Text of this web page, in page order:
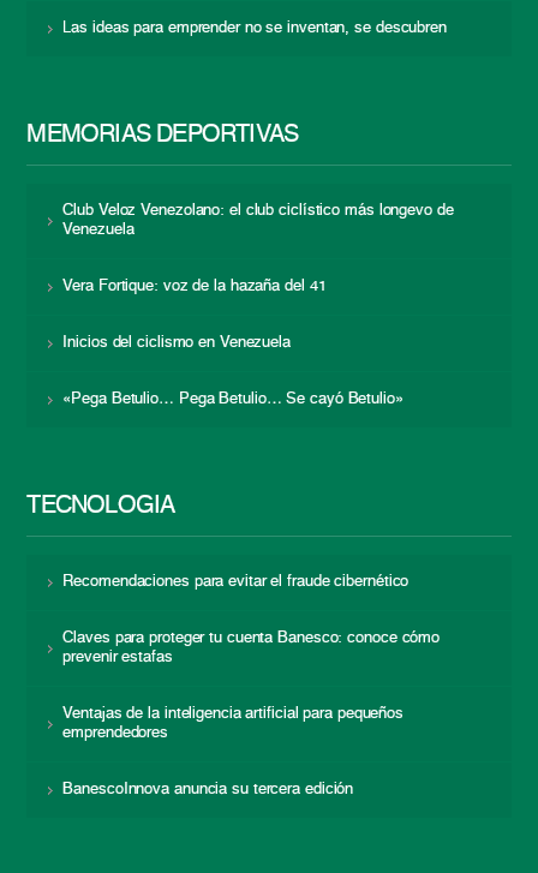
Las ideas para emprender no se inventan, se descubren
MEMORIAS DEPORTIVAS
Club Veloz Venezolano: el club ciclístico más longevo de
Venezuela
Vera Fortique: voz de la hazaña del 41
Inicios del ciclismo en Venezuela
«Pega Betulio… Pega Betulio… Se cayó Betulio»
TECNOLOGÍA
Recomendaciones para evitar el fraude cibernético
Claves para proteger tu cuenta Banesco: conoce cómo
prevenir estafas
Ventajas de la inteligencia artificial para pequeños
emprendedores
BanescoInnova anuncia su tercera edición